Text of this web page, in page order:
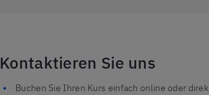
Kontaktieren Sie uns
Buchen Sie Ihren Kurs einfach online oder